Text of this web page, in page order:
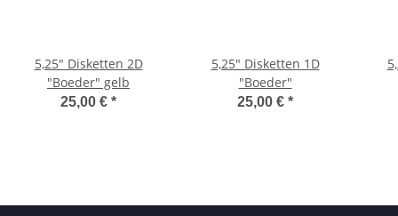
5,25" Disketten 2D
"Boeder" gelb
25,00 € *
5,25" Disketten 1D
"Boeder"
25,00 € *